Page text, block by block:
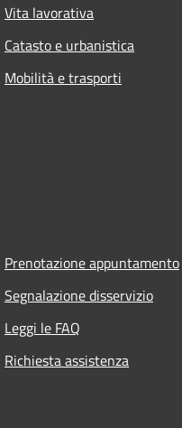
Vita lavorativa
Catasto e urbanistica
Mobilità e trasporti
Prenotazione appuntamento
Segnalazione disservizio
Leggi le FAQ
Richiesta assistenza